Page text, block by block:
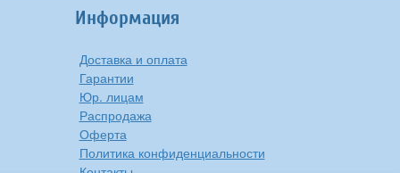
Информация
Доставка и оплата
Гарантии
Юр. лицам
Распродажа
Оферта
Политика конфиденциальности